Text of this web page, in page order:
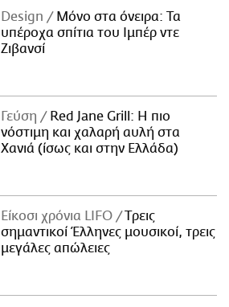
Design
Μόνο στα όνειρα: Τα
υπέροχα σπίτια του Ιμπέρ ντε
Ζιβανσί
Γεύση
Red Jane Grill: Η πιο
νόστιμη και χαλαρή αυλή στα
Χανιά (ίσως και στην Ελλάδα)
Είκοσι χρόνια LIFO
Tρεις
σημαντικοί Έλληνες μουσικοί, τρεις
μεγάλες απώλειες